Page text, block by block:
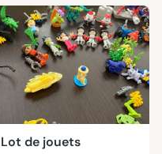
Lot de jouets